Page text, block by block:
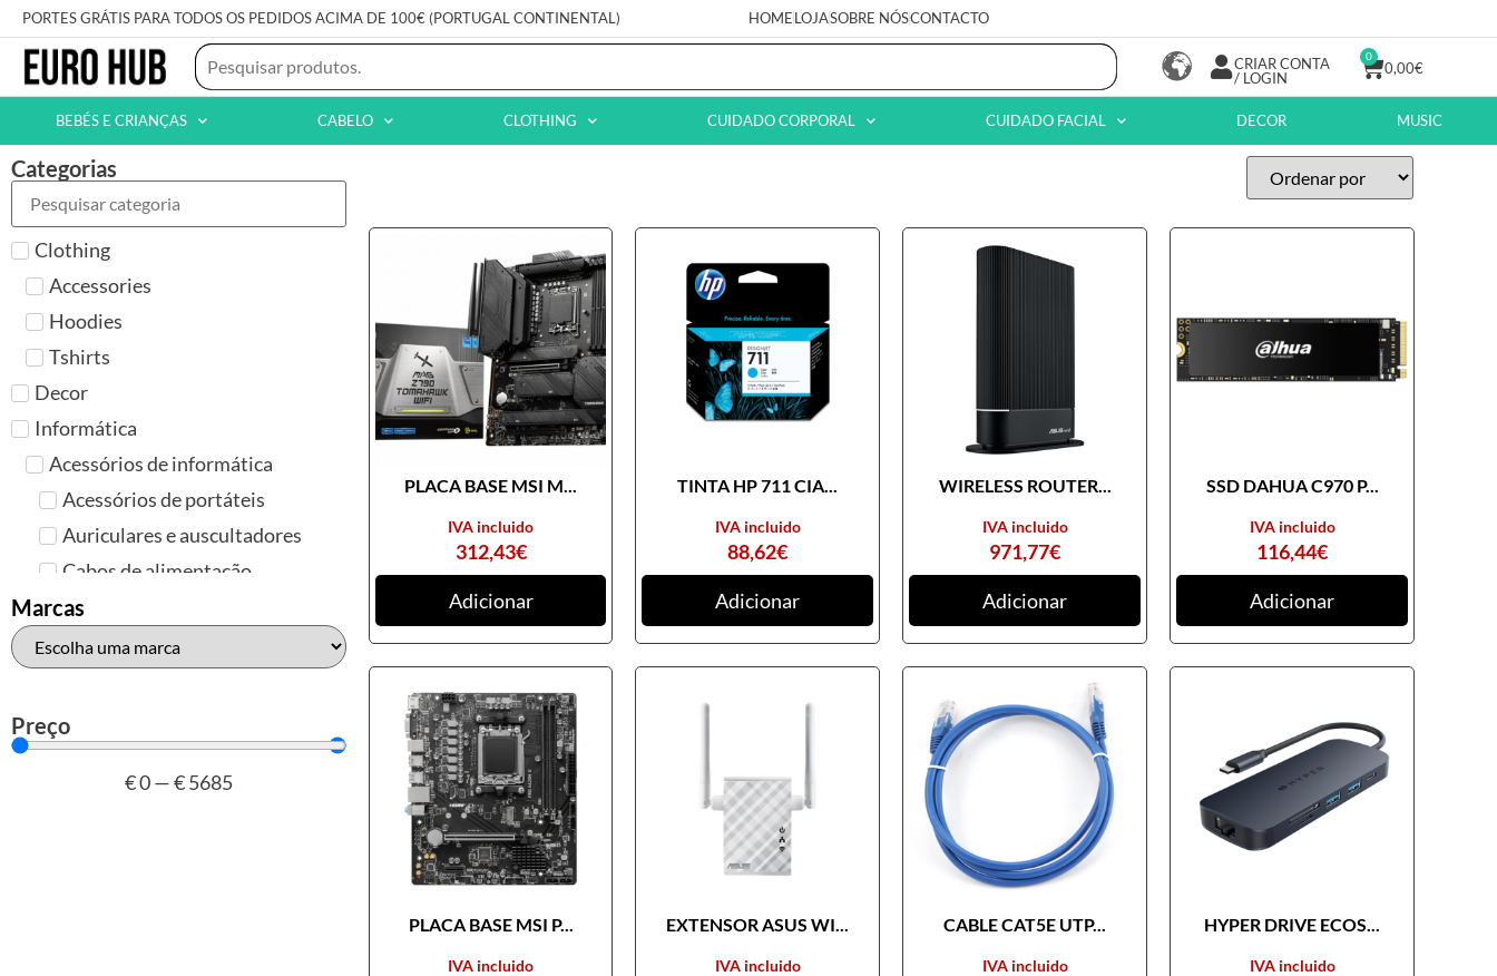
PORTES GRÁTIS PARA TODOS OS PEDIDOS ACIMA DE 100€ (PORTUGAL CONTINENTAL) HOMELOJASOBRE NÓSCONTACTO
CRIAR CONTA
/ LOGIN
0,00€
0
BEBÉS E CRIANÇAS CABELO CLOTHING CUIDADO CORPORAL CUIDADO FACIAL DECOR MUSIC
Categorias
Clothing
Accessories
Hoodies
Tshirts
Decor
Informática
Acessórios de informática
Acessórios de portáteis
Auriculares e auscultadores
Cabos de alimentação
Colunas de Som
Hubs
Leitores de cartões
Malas, mochilas e bolsas
Marcas
Marcas
Preço
€0—€5685
PLACA BASE MSI M...
312,43€
IVA incluido
Adicionar
TINTA HP 711 CIA...
88,62€
IVA incluido
Adicionar
WIRELESS ROUTER...
971,77€
IVA incluido
Adicionar
SSD DAHUA C970 P...
116,44€
IVA incluido
Adicionar
PLACA BASE MSI P...
IVA incluido
EXTENSOR ASUS WI...
IVA incluido
CABLE CAT5E UTP...
IVA incluido
HYPER DRIVE ECOS...
IVA incluido